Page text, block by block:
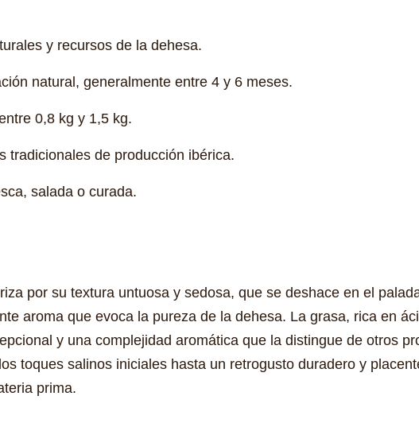
y recursos de la dehesa.
natural, generalmente entre 4 y 6 meses.
0,8 kg y 1,5 kg.
tradicionales de producción ibérica.
salada o curada.
por su textura untuosa y sedosa, que se deshace en el
aroma que evoca la pureza de la dehesa. La grasa, rica en
y una complejidad aromática que la distingue de otros
toques salinos iniciales hasta un retrogusto duradero y
prima.